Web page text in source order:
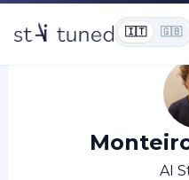
🇮🇹 🇬🇧
/ Author:Monteiro Del
AI